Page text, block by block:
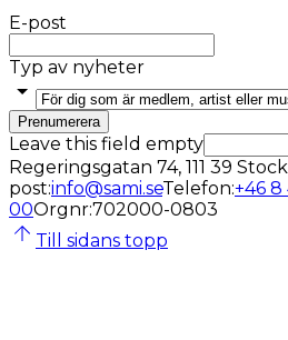
E-post
Typ av nyheter
Prenumerera
Leave this field empty
Regeringsgatan 74, 111 39
post:info@sami.seTelefon:+46 8
00Orgnr:702000-0803
Till sidans topp